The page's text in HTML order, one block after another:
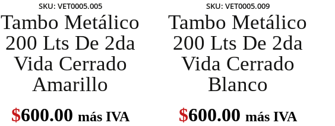
SKU: VET0005.005
Tambo Metálico
200 Lts De 2da
Vida Cerrado
Amarillo
$600.00 más IVA
SKU: VET0005.009
Tambo Metálico
200 Lts De 2da
Vida Cerrado
Blanco
$600.00 más IVA